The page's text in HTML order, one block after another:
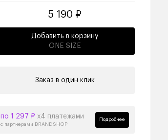
5 190 ₽
Добавить в корзину
ONE SIZE
Заказ в один клик
по 1 297 ₽ х4 платежами
с партнерами BRANDSHOP
Подробнее